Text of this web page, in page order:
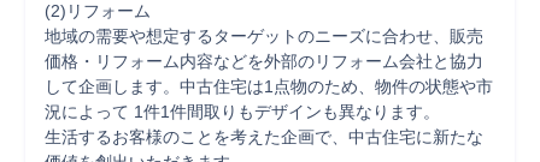
(2)リフォーム
地域の需要や想定するターゲットのニーズに合わせ、販売
価格・リフォーム内容などを外部のリフォーム会社と協力
して企画します。中古住宅は1点物のため、物件の状態や市
況によって 1件1件間取りもデザインも異なります。
生活するお客様のことを考えた企画で、中古住宅に新たな